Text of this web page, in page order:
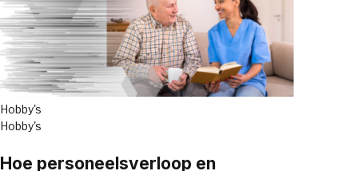
Hobby's
Hobby's
Hoe personeelsverloop en